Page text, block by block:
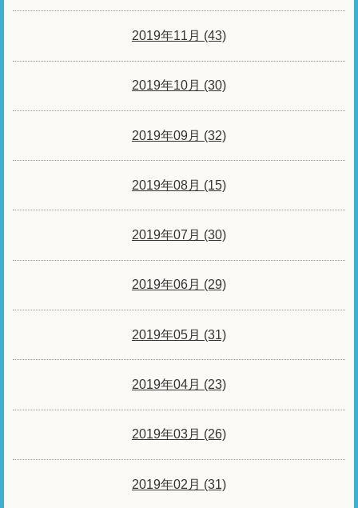
2019年11月 (43)
2019年10月 (30)
2019年09月 (32)
2019年08月 (15)
2019年07月 (30)
2019年06月 (29)
2019年05月 (31)
2019年04月 (23)
2019年03月 (26)
2019年02月 (31)